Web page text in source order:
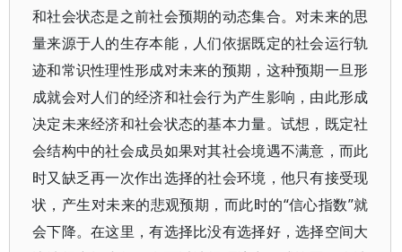
和社会状态是之前社会预期的动态集合。对未来的思
量来源于人的生存本能，人们依据既定的社会运行轨
迹和常识性理性形成对未来的预期，这种预期一旦形
成就会对人们的经济和社会行为产生影响，由此形成
决定未来经济和社会状态的基本力量。试想，既定社
会结构中的社会成员如果对其社会境遇不满意，而此
时又缺乏再一次作出选择的社会环境，他只有接受现
状，产生对未来的悲观预期，而此时的“信心指数”就
会下降。在这里，有选择比没有选择好，选择空间大